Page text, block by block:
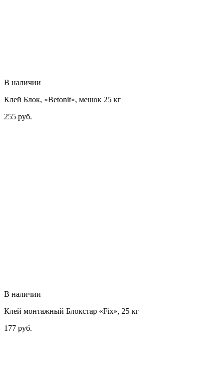
В наличии
Клей Блок, «Betonit», мешок 25 кг
255 руб.
В наличии
Клей монтажный Блокстар «Fix», 25 кг
177 руб.